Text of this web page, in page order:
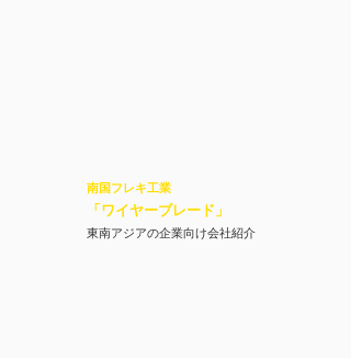
南国フレキ工業
「ワイヤーブレード 」
東南アジアの企業向け会社紹介